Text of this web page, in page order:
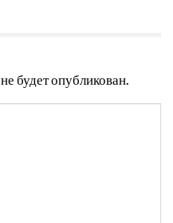
будет опубликован.